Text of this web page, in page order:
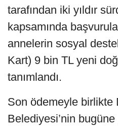
tarafından iki yıldır
kapsamında
annelerin sosyal
Kart) 9 bin TL yeni
tanımlandı.
Son ödemeyle birlikte
Belediyesi’nin bugüne